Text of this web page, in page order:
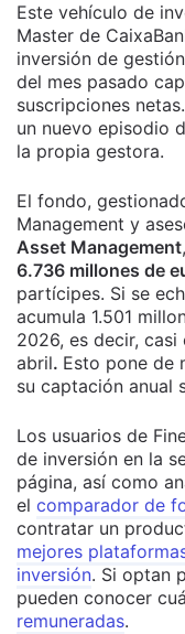
Este vehículo de
Master de
inversión de
del mes pasado
suscripciones
un nuevo episodio
la propia gestora.
El fondo,
Management y
Asset Management
6.736 millones de
partícipes. Si se
acumula 1.501
2026, es decir,
abril. Esto pone de
su captación anual
Los usuarios de
de inversión en la
página, así como
el comparador de
contratar un
mejores
inversión. Si optan
pueden conocer
remuneradas.